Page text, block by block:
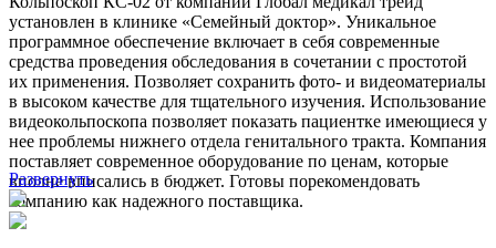
установлен в клинике «Семейный доктор». Уникальное
программное обеспечение включает в себя современные
средства проведения обследования в сочетании с простотой
их применения. Позволяет сохранить фото- и видеоматериалы
в высоком качестве для тщательного изучения. Использование
видеокольпоскопа позволяет показать пациентке имеющиеся у
нее проблемы нижнего отдела генитального тракта. Компания
поставляет современное оборудование по ценам, которые
вполне вписались в бюджет. Готовы порекомендовать
компанию как надежного поставщика.
Развернуть